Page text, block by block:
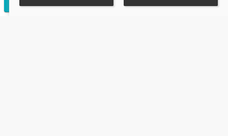
© Copyright ACCION VIAJES S.L. Todos los derechos